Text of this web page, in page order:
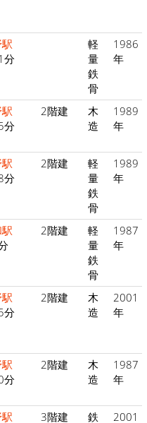
分
軽
量
鉄
骨
1986
年
分
2階建
木
造
1989
年
分
2階建
軽
量
鉄
骨
1989
年
2階建
軽
量
鉄
骨
1987
年
分
2階建
木
造
2001
年
分
2階建
木
造
1987
年
3階建
鉄
2001